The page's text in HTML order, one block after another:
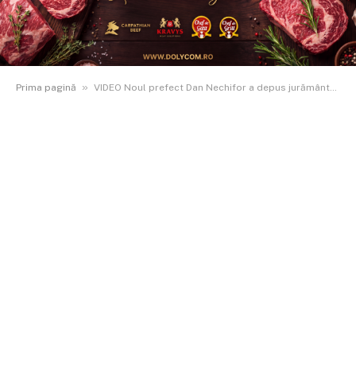
Prima pagină » VIDEO Noul prefect Dan Nechifor a depus jurământul în funcție